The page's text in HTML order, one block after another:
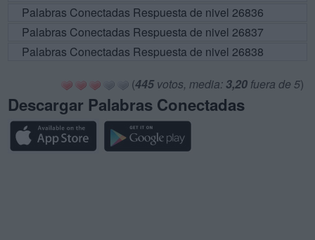
Palabras Conectadas Respuesta de nivel 26836
Palabras Conectadas Respuesta de nivel 26837
Palabras Conectadas Respuesta de nivel 26838
(445votos, media: 3,20 fuera de 5)
Descargar Palabras Conectadas